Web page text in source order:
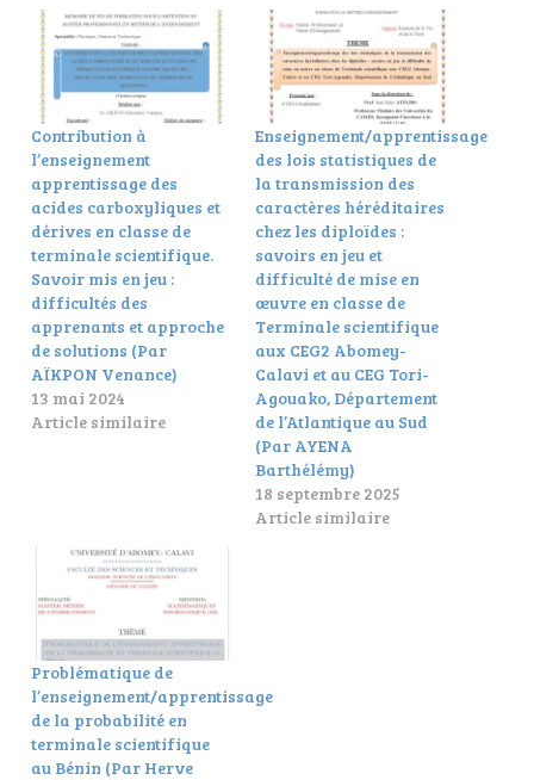
Contribution à
l’enseignement
apprentissage des
acides carboxyliques et
dérives en classe de
terminale scientifique.
Savoir mis en jeu :
difficultés des
apprenants et approche
de solutions (Par
AÏKPON Venance)
13 mai 2024
Article similaire
Enseignement/apprentissage
des lois statistiques de
la transmission des
caractères héréditaires
chez les diploïdes :
savoirs en jeu et
difficulté de mise en
œuvre en classe de
Terminale scientifique
aux CEG2 Abomey-
Calavi et au CEG Tori-
Agouako, Département
de l’Atlantique au Sud
(Par AYENA
Barthélémy)
18 septembre 2025
Article similaire
Problématique de
l’enseignement/apprentissage
de la probabilité en
terminale scientifique
au Bénin (Par Herve